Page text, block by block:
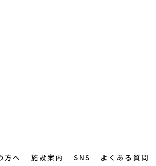
方へ 施設案内 SNS よくある質問